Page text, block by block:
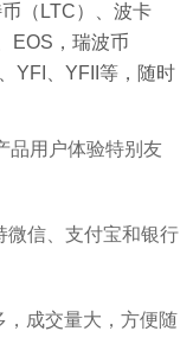
（LTC）、波卡
EOS，瑞波币
YFI、YFII等，随时
品用户体验特别友
微信、支付宝和银行
成交量大，方便随